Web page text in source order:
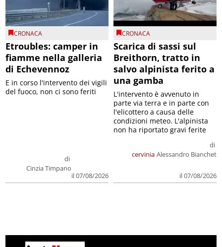
CRONACA
Etroubles: camper in
fiamme nella galleria
di Echevennoz
di
Cinzia Timpano
il 07/08/2026
E in corso l'intervento dei vigili
del fuoco, non ci sono feriti
CRONACA
Scarica di sassi sul
Breithorn, tratto in
salvo alpinista ferito a
una gamba
cervinia
di
Alessandro Bianchet
il 07/08/2026
L'intervento è avvenuto in
parte via terra e in parte con
l'elicottero a causa delle
condizioni meteo. L'alpinista
non ha riportato gravi ferite